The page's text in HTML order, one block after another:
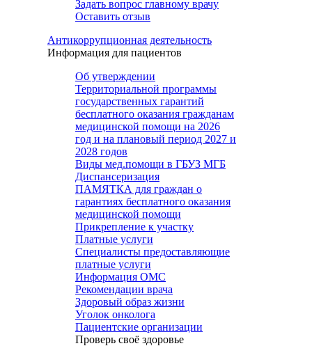
Задать вопрос главному врачу
Оставить отзыв
Антикоррупционная деятельность
Информация для пациентов
Об утверждении
Территориальной программы
государственных гарантий
бесплатного оказания гражданам
медицинской помощи на 2026
год и на плановый период 2027 и
2028 годов
Виды мед.помощи в ГБУЗ МГБ
Диспансеризация
ПАМЯТКА для граждан о
гарантиях бесплатного оказания
медицинской помощи
Прикрепление к участку
Платные услуги
Специалисты предоставляющие
платные услуги
Информация ОМС
Рекомендации врача
Здоровый образ жизни
Уголок онколога
Пациентские организации
Проверь своё здоровье